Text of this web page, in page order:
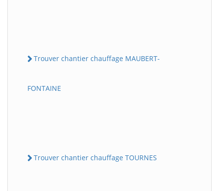
Trouver chantier chauffage MAUBERT-
FONTAINE
Trouver chantier chauffage TOURNES